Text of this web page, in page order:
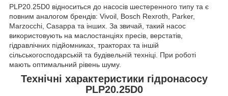
PLP20.25D0 відноситься до насосів шестеренного типу та є
повним аналогом брендів: Vivoil, Bosch Rexroth, Parker,
Marzocchi, Casappa та інших. За звичай, такий насос
використовують на маслостанціях пресів, верстатів,
гідравлічних підйомниках, тракторах та іншій
сільськогосподарській та будівельній техніці. При роботі
мають оптимальний рівень шуму.
Технічні характеристики гідронасосу
PLP20.25D0